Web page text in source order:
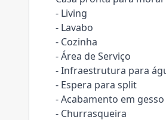
- Living
- Lavabo
- Cozinha
- Área de Serviço
- Infraestrutura para
- Espera para split
- Acabamento em gesso
- Churrasqueira